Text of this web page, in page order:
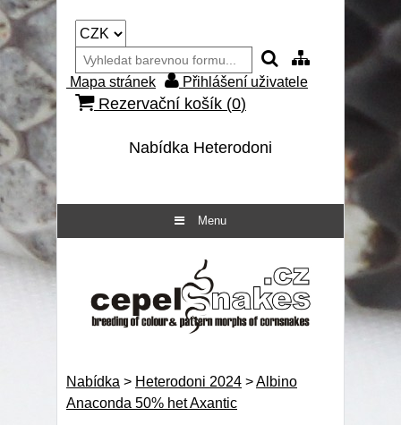
Mapa stránek Přihlášení uživatele
Rezervační košík (0)
Nabídka Heterodoni
Menu
Nabídka > Heterodoni 2024 >Albino
Anaconda 50% het Axantic